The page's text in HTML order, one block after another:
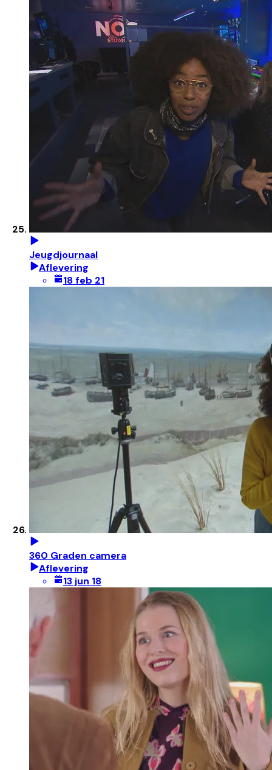
Jeugdjournaal
Aflevering
18 feb 21
360 Graden camera
Aflevering
13 jun 18